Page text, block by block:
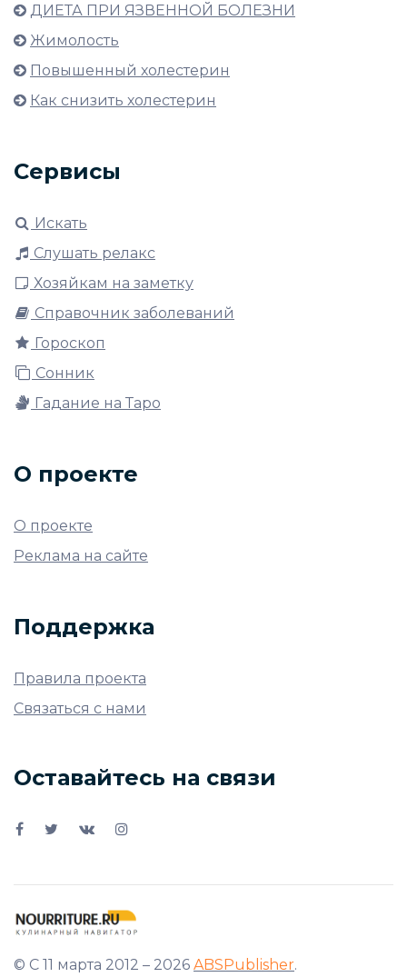
ДИЕТА ПРИ ЯЗВЕННОЙ БОЛЕЗНИ
Жимолость
Повышенный холестерин
Как снизить холестерин
Сервисы
Искать
Слушать релакс
Хозяйкам на заметку
Справочник заболеваний
Гороскоп
Сонник
Гадание на Таро
О проекте
О проекте
Реклама на сайте
Поддержка
Правила проекта
Связаться с нами
Оставайтесь на связи
© С 11 марта 2012 – 2026 ABSPublisher.